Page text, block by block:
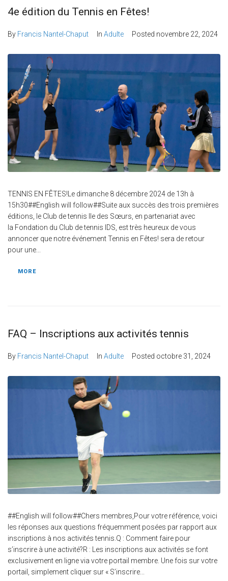
4e édition du Tennis en Fêtes!
By Francis Nantel-Chaput In Adulte Posted novembre 22, 2024
TENNIS EN FÊTES!Le dimanche 8 décembre 2024 de 13h à
15h30##English will follow##Suite aux succès des trois premières
éditions, le Club de tennis Ile des Sœurs, en partenariat avec
la Fondation du Club de tennis IDS, est très heureux de vous
annoncer que notre événement Tennis en Fêtes! sera de retour
pour une...
MORE
FAQ – Inscriptions aux activités tennis
By Francis Nantel-Chaput In Adulte Posted octobre 31, 2024
##English will follow##Chers membres,Pour votre référence, voici
les réponses aux questions fréquemment posées par rapport aux
inscriptions à nos activités tennis.Q : Comment faire pour
s’inscrire à une activité?R : Les inscriptions aux activités se font
exclusivement en ligne via votre portail membre. Une fois sur votre
portail, simplement cliquer sur « S’inscrire...